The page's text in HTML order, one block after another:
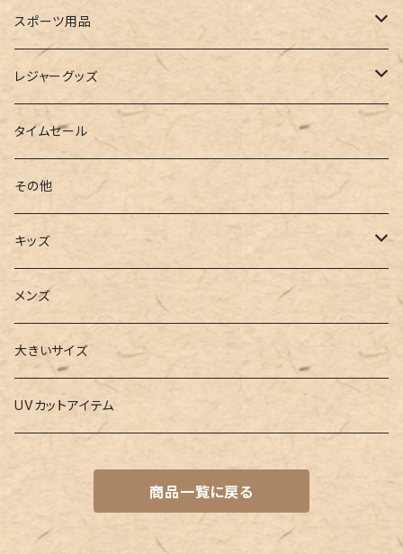
ルームシューズ
インソール
ローファー
ハンドバッグ
ボストンバッグ
バンドゥ
タンキニ
キャミキニ
フィットネス
2点セット
3点セット
4点セット
5点セット
水着関連商品
ストール・マフラー
手袋
ポーチ
パスケース
ウォレット
カードケース
キーケース
メガネチェーン
レインコート
スポーツ用品
トレーニング・スポーツウェア
トレーニンググッズ
ヨガウェア
ヨガソックス
ヨガグッズ
ヨガマット
レジャーグッズ
ビーチグッズ
タイムセール
その他
キッズ
Girls
水着
バレー
Boys
水着
グッズ
メンズ
大きいサイズ
UVカットアイテム
商品一覧に戻る